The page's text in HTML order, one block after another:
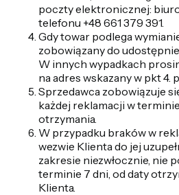
poczty elektronicznej:
telefonu +48 661 379 391.
Gdy towar podlega
zobowiązany do
W innych wypadkach
na adres wskazany w pkt 4.
Sprzedawca zobowiązuje
każdej reklamacji w
otrzymania.
W przypadku braków w
wezwie Klienta do jej
zakresie niezwłocznie, nie
terminie 7 dni, od daty
Klienta.